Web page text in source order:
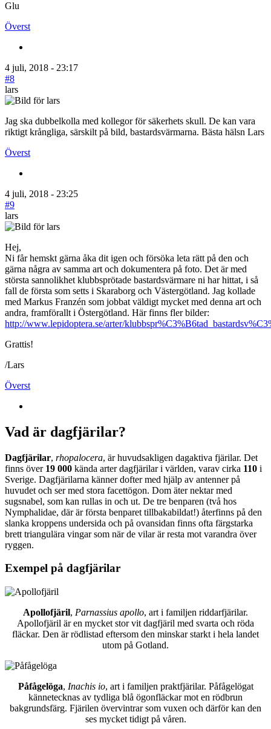
Glu
Överst
4 juli, 2018 - 23:17
#8
lars
Jag ska dubbelkolla med kollegor för säkerhets skull. De kan vara
riktigt krångliga, särskilt på bild, bastardsvärmarna. Bästa hälsn Lars
Överst
4 juli, 2018 - 23:25
#9
lars
Hej,
Ni får hemskt gärna åka dit igen och försöka leta rätt på den och
gärna några av samma art och dokumentera på foto. Det är med
största sannolikhet klubbsprötade bastardsvärmare ni har hittat, i så
fall de första som setts i Skaraborg och Västergötland. Jag kollade
med Markus Franzén som jobbat väldigt mycket med denna art och
andra, framförallt i Östergötland. Här finns fler bilder:
http://www.lepidoptera.se/arter/
Grattis!
/Lars
Överst
Vad är dagfjärilar?
Dagfjärilar, rhopalocera, är huvudsakligen dagaktiva fjärilar. Det
finns över 19 000 kända arter dagfjärilar i världen, varav cirka 110 i
Sverige. Dagfjärilarna känner dofter med hjälp av antenner på
huvudet och ser med stora facettögon. Dom äter nektar med
sugsnabel, som kan rullas in och ut. De tre benparen (två hos
Nymphalidae, där är första benparet tillbakabildat!) återfinns på den
slanka kroppens undersida och på ovansidan finns ofta färgstarka
brett triangulära vingar som när de vilar är resta mot varandra över
ryggen.
Exempel på dagfjärilar
Apollofjäril, Parnassius apollo, art i familjen riddarfjärilar.
Apollofjäril är en mycket stor vit dagfjäril med svarta och röda
fläckar. Den är rödlistad eftersom den minskar starkt i hela landet
utom på Gotland.
Påfågelöga, Inachis io, art i familjen praktfjärilar. Påfågelögat
kännetecknas av tydliga blå ögonfläckar mot en rödbrun
bakgrundsfärg. Fjärilen övervintrar som vuxen och därför kan den
ses mycket tidigt på våren.